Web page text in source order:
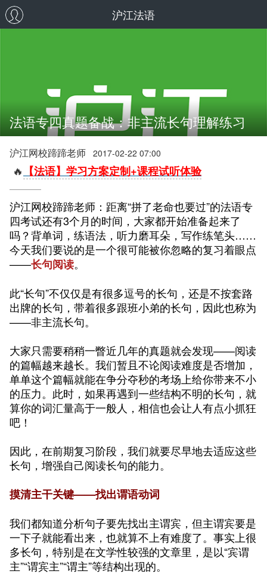
沪江法语
法语专四真题备战：非主流长句理解练习
沪江网校蹄蹄老师 2017-02-22 07:00
🔥 【法语】学习方案定制+课程试听体验
沪江网校蹄蹄老师：距离“拼了老命也要过”的法语专
四考试还有3个月的时间，大家都开始准备起来了
吗？背单词，练语法，听力磨耳朵，写作练笔头……
今天我们要说的是一个很可能被你忽略的复习着眼点
——长句阅读。
此“长句”不仅仅是有很多逗号的长句，还是不按套路
出牌的长句，带着很多跟班小弟的长句，因此也称为
——非主流长句。
大家只需要稍稍一瞥近几年的真题就会发现——阅读
的篇幅越来越长。我们暂且不论阅读难度是否增加，
单单这个篇幅就能在争分夺秒的考场上给你带来不小
的压力。此时，如果再遇到一些结构不明的长句，就
算你的词汇量高于一般人，相信也会让人有点小抓狂
吧！
因此，在前期复习阶段，我们就要尽早地去适应这些
长句，增强自己阅读长句的能力。
摸清主干关键——找出谓语动词
我们都知道分析句子要先找出主谓宾，但主谓宾要是
一下子就能看出来，也就算不上有难度了。事实上很
多长句，特别是在文学性较强的文章里，是以“宾谓
主”“谓宾主”“谓主”等结构出现的。